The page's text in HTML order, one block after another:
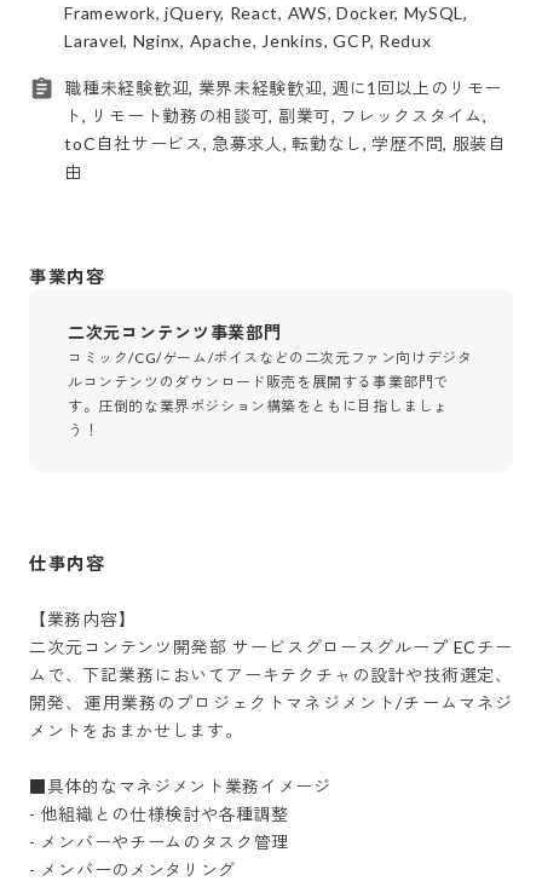
Framework, jQuery, React, AWS, Docker, MySQL,
Laravel, Nginx, Apache, Jenkins, GCP, Redux
職種未経験歓迎, 業界未経験歓迎, 週に1回以上のリモー
ト, リモート勤務の相談可, 副業可, フレックスタイム,
toC自社サービス, 急募求人, 転勤なし, 学歴不問, 服装自
由
事業内容
二次元コンテンツ事業部門
コミック/CG/ゲーム/ボイスなどの二次元ファン向けデジタ
ルコンテンツのダウンロード販売を展開する事業部門で
す。圧倒的な業界ポジション構築をともに目指しましょ
う！
仕事内容
【業務内容】
二次元コンテンツ開発部 サービスグロースグループ ECチー
ムで、下記業務においてアーキテクチャの設計や技術選定、
開発、運用業務のプロジェクトマネジメント/チームマネジ
メントをおまかせします。
■具体的なマネジメント業務イメージ
- 他組織との仕様検討や各種調整
- メンバーやチームのタスク管理
- メンバーのメンタリング